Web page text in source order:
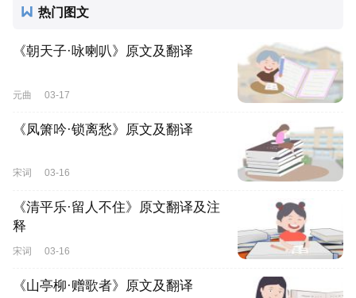
热门图文
《朝天子·咏喇叭》原文及翻译
元曲 03-17
《凤箫吟·锁离愁》原文及翻译
宋词 03-16
《清平乐·留人不住》原文翻译及注
释
宋词 03-16
《山亭柳·赠歌者》原文及翻译